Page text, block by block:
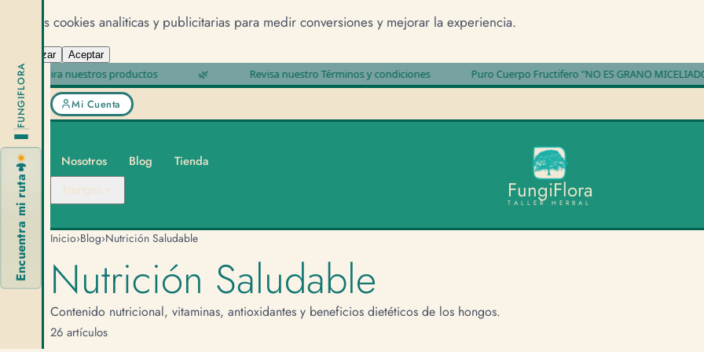
Usamos cookies analiticas y publicitarias para medir conversiones y mejorar la experiencia.
Rechazar Aceptar
FUNGIFLORA
🍄
Encuentra mi ruta
Mira nuestros productos Revisa nuestro Términos y condiciones Puro Cuerpo Fructifero "NO ES GRANO MICELIADO"
Mi Cuenta
Nosotros Blog Tienda
Hongos FungiFlora
TALLER HERBAL
Inicio›Blog›Nutrición Saludable
Nutrición Saludable
Contenido nutricional, vitaminas, antioxidantes y beneficios dietéticos de los hongos.
26 artículos